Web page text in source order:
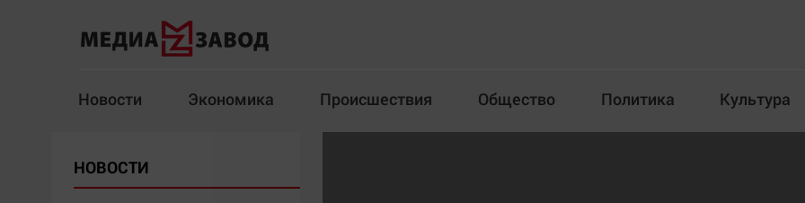
Новости Экономика Происшествия Общество Политика Культура
НОВОСТИ